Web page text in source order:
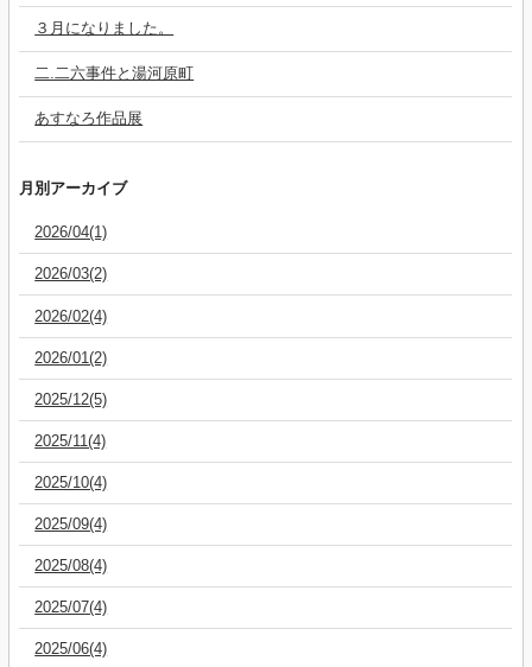
３月になりました。
二.二六事件と湯河原町
あすなろ作品展
月別アーカイブ
2026/04(1)
2026/03(2)
2026/02(4)
2026/01(2)
2025/12(5)
2025/11(4)
2025/10(4)
2025/09(4)
2025/08(4)
2025/07(4)
2025/06(4)